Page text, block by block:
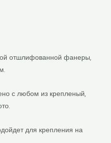
отшлифованной фанеры,
с любом из крепленый,
для крепления на